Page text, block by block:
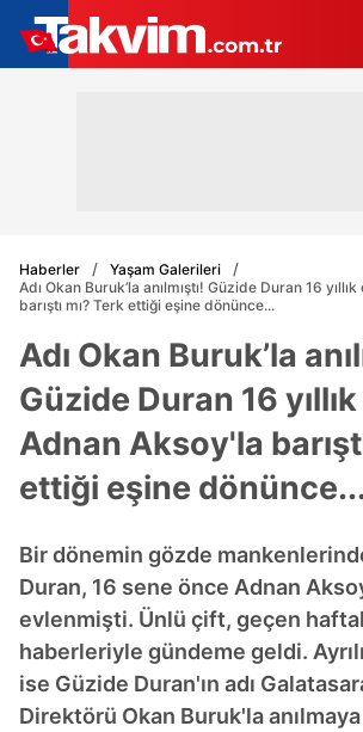
Haberler
Yaşam Galerileri
Adı Okan Buruk’la anılmıştı! Güzide Duran 16
barıştı mı? Terk ettiği eşine dönünce...
Adı Okan Buruk’la
Güzide Duran 16
Adnan Aksoy'la
ettiği eşine
Bir dönemin gözde
Duran, 16 sene önce Adnan
evlenmişti. Ünlü çift, geçen
haberleriyle gündeme geldi.
ise Güzide Duran'ın adı
Direktörü Okan Buruk'la